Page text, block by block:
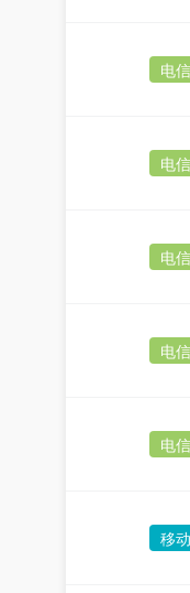
电信
电信
电信
电信
电信
移动